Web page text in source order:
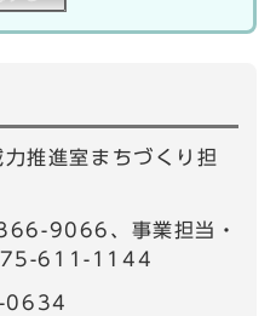
推進室まちづくり担
9066、事業担当・
611-1144
0634